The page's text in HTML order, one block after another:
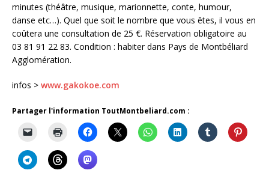
minutes (théâtre, musique, marionnette, conte, humour,
danse etc…). Quel que soit le nombre que vous êtes, il vous en
coûtera une consultation de 25 €. Réservation obligatoire au
03 81 91 22 83. Condition : habiter dans Pays de Montbéliard
Agglomération.
infos > www.gakokoe.com
Partager l'information ToutMontbeliard.com :